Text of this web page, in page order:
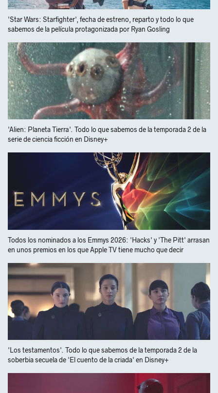
'Star Wars: Starfighter', fecha de estreno, reparto y todo lo que
sabemos de la película protagonizada por Ryan Gosling
'Alien: Planeta Tierra'. Todo lo que sabemos de la temporada 2 de la
serie de ciencia ficción en Disney+
Todos los nominados a los Emmys 2026: 'Hacks' y 'The Pitt' arrasan
en unos premios en los que Apple TV tiene mucho que decir
'Los testamentos'. Todo lo que sabemos de la temporada 2 de la
soberbia secuela de 'El cuento de la criada' en Disney+